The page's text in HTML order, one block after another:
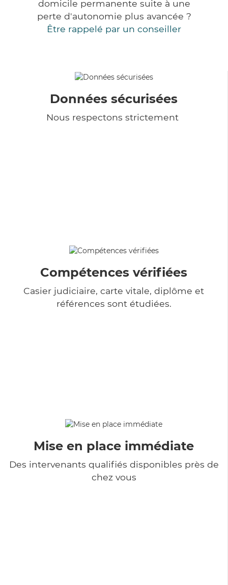
domicile permanente suite à une
perte d'autonomie plus avancée ?
Être rappelé par un conseiller
Données sécurisées
Nous respectons strictement
Compétences vérifiées
Casier judiciaire, carte vitale, diplôme et
références sont étudiées.
Mise en place immédiate
Des intervenants qualifiés disponibles près de
chez vous